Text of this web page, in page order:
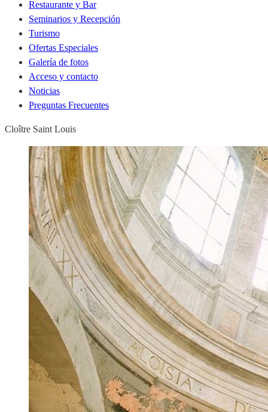
Restaurante y Bar
Seminarios y Recepción
Turismo
Ofertas Especiales
Galería de fotos
Acceso y contacto
Noticias
Preguntas Frecuentes
Cloître Saint Louis